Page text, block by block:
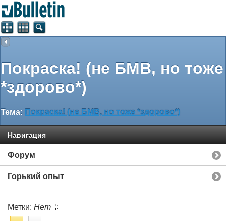
Покраска! (не БМВ, но тоже
*здорово*)
Тема: Покраска! (не БМВ, но тоже *здорово*)
Навигация
Форум
Горький опыт
Метки: Нет